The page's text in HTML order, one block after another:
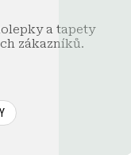
a tapety
zákazníků.